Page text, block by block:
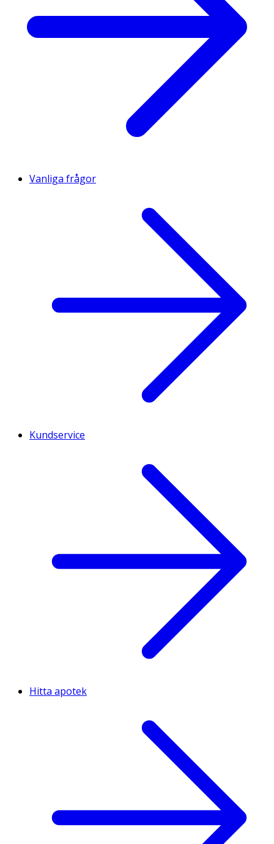
Vanliga frågor
Kundservice
Hitta apotek